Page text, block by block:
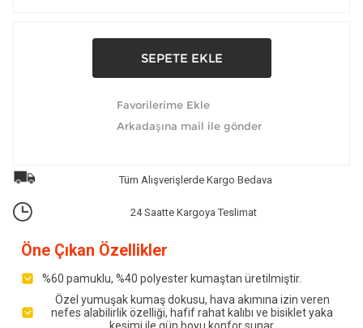
Tüm Alışverişlerde Kargo Bedava
24 Saatte Kargoya Teslimat
Öne Çıkan Özellikler
%60 pamuklu, %40 polyester kumaştan üretilmiştir.
Özel yumuşak kumaş dokusu, hava akımına izin veren
nefes alabilirlik özelliği, hafif rahat kalıbı ve bisiklet yaka
kesimi ile gün boyu konfor sunar.